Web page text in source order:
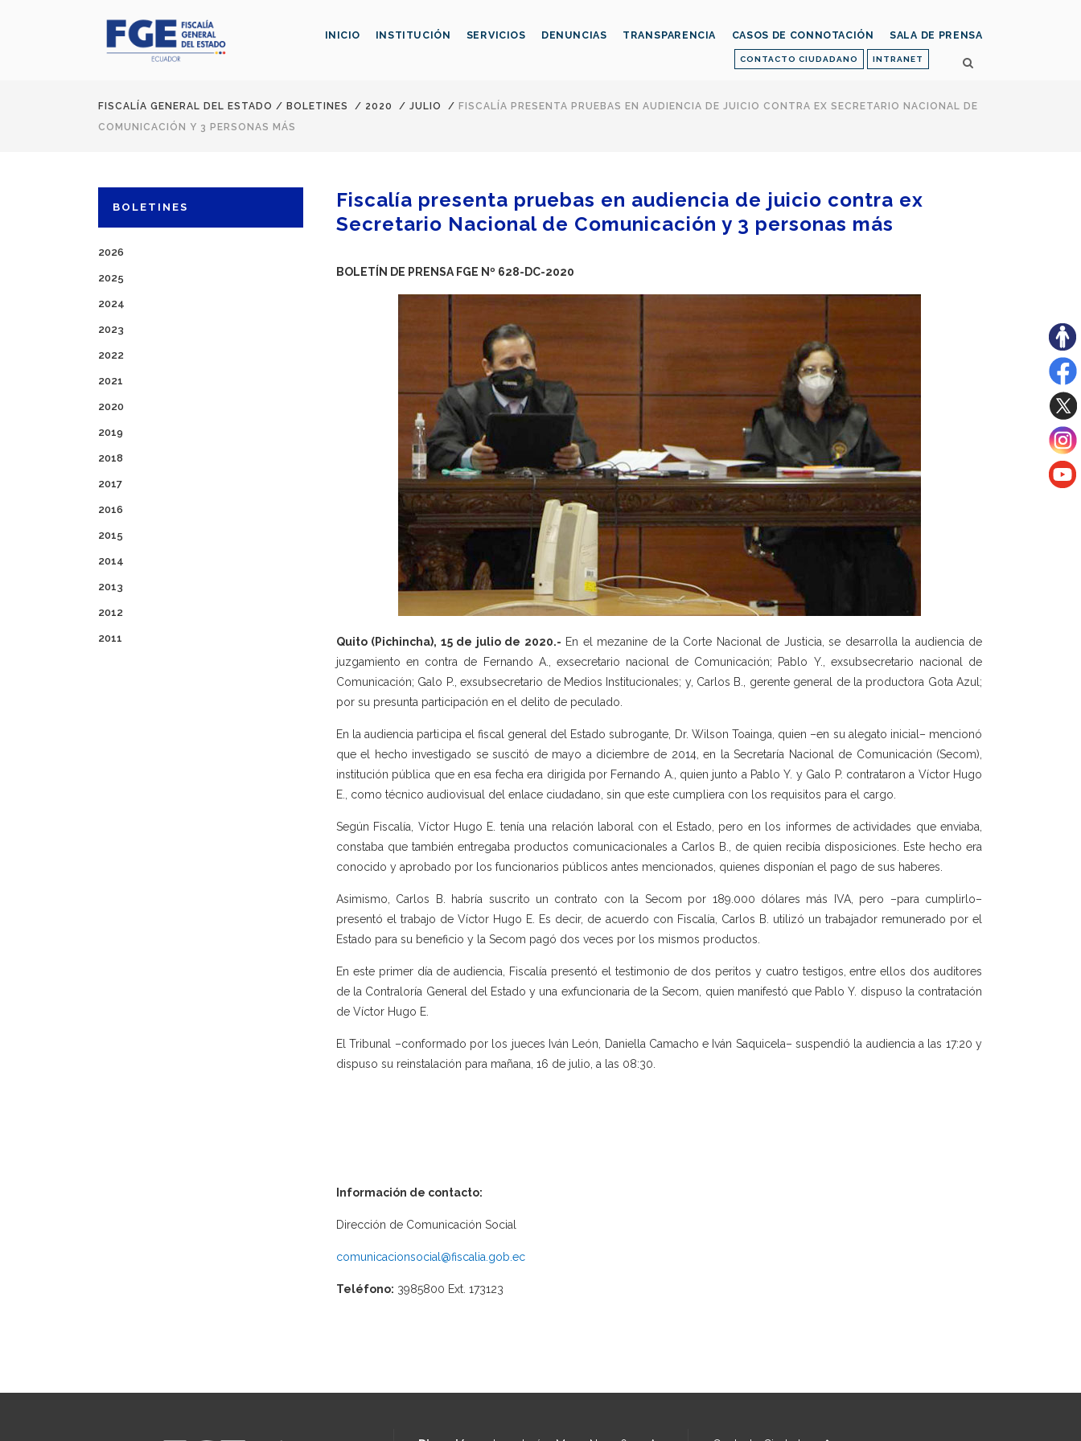
CONTACTO CIUDADANO INTRANET
INICIO INSTITUCIÓN SERVICIOS DENUNCIAS TRANSPARENCIA CASOS DE CONNOTACIÓN SALA DE PRENSA
FISCALÍA GENERAL DEL ESTADO / BOLETINES / 2020 / JULIO / FISCALÍA PRESENTA PRUEBAS EN AUDIENCIA DE JUICIO CONTRA EX SECRETARIO NACIONAL DE
COMUNICACIÓN Y 3 PERSONAS MÁS
BOLETINES
2026
2025
2024
2023
2022
2021
2020
2019
2018
2017
2016
2015
2014
2013
2012
2011
Fiscalía presenta pruebas en audiencia de juicio contra ex
Secretario Nacional de Comunicación y 3 personas más
BOLETÍN DE PRENSA FGE Nº 628-DC-2020
Quito (Pichincha), 15 de julio de 2020.- En el mezanine de la Corte Nacional de Justicia, se desarrolla la audiencia de
juzgamiento en contra de Fernando A., exsecretario nacional de Comunicación; Pablo Y., exsubsecretario nacional de
Comunicación; Galo P., exsubsecretario de Medios Institucionales; y, Carlos B., gerente general de la productora Gota Azul;
por su presunta participación en el delito de peculado.
En la audiencia participa el fiscal general del Estado subrogante, Dr. Wilson Toainga, quien –en su alegato inicial– mencionó
que el hecho investigado se suscitó de mayo a diciembre de 2014, en la Secretaría Nacional de Comunicación (Secom),
institución pública que en esa fecha era dirigida por Fernando A., quien junto a Pablo Y. y Galo P. contrataron a Víctor Hugo
E., como técnico audiovisual del enlace ciudadano, sin que este cumpliera con los requisitos para el cargo.
Según Fiscalía, Víctor Hugo E. tenía una relación laboral con el Estado, pero en los informes de actividades que enviaba,
constaba que también entregaba productos comunicacionales a Carlos B., de quien recibía disposiciones. Este hecho era
conocido y aprobado por los funcionarios públicos antes mencionados, quienes disponían el pago de sus haberes.
Asimismo, Carlos B. habría suscrito un contrato con la Secom por 189.000 dólares más IVA, pero –para cumplirlo–
presentó el trabajo de Víctor Hugo E. Es decir, de acuerdo con Fiscalía, Carlos B. utilizó un trabajador remunerado por el
Estado para su beneficio y la Secom pagó dos veces por los mismos productos.
En este primer día de audiencia, Fiscalía presentó el testimonio de dos peritos y cuatro testigos, entre ellos dos auditores
de la Contraloría General del Estado y una exfuncionaria de la Secom, quien manifestó que Pablo Y. dispuso la contratación
de Víctor Hugo E.
El Tribunal –conformado por los jueces Iván León, Daniella Camacho e Iván Saquicela– suspendió la audiencia a las 17:20 y
dispuso su reinstalación para mañana, 16 de julio, a las 08:30.
Información de contacto:
Dirección de Comunicación Social
comunicacionsocial@fiscalia.gob.ec
Teléfono: 3985800 Ext. 173123